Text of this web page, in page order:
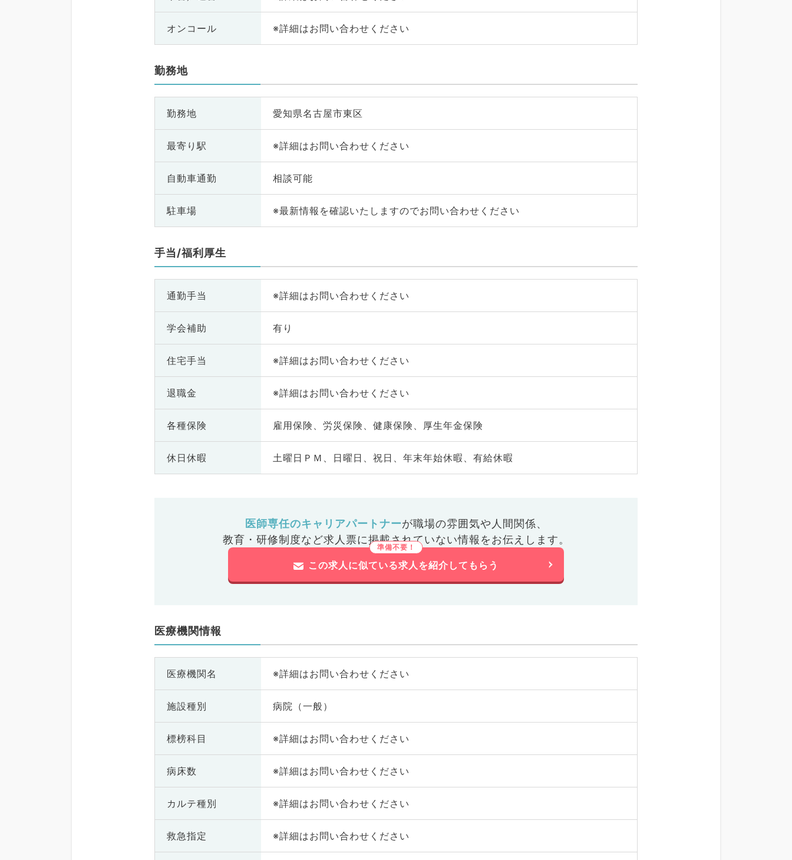
オンコール ※詳細はお問い合わせください
勤務地
勤務地 愛知県名古屋市東区
最寄り駅 ※詳細はお問い合わせください
自動車通勤 相談可能
駐車場 ※最新情報を確認いたしますのでお問い合わせください
手当/福利厚生
通勤手当 ※詳細はお問い合わせください
学会補助 有り
住宅手当 ※詳細はお問い合わせください
退職金 ※詳細はお問い合わせください
各種保険 雇用保険、労災保険、健康保険、厚生年金保険
休日休暇 土曜日ＰＭ、日曜日、祝日、年末年始休暇、有給休暇
医師専任のキャリアパートナーが職場の雰囲気や人間関係、
教育・研修制度など求人票に掲載されていない情報をお伝えします。
この求人に似ている求人を紹介してもらう
医療機関情報
医療機関名 ※詳細はお問い合わせください
施設種別 病院（一般）
標榜科目 ※詳細はお問い合わせください
病床数 ※詳細はお問い合わせください
カルテ種別 ※詳細はお問い合わせください
救急指定 ※詳細はお問い合わせください